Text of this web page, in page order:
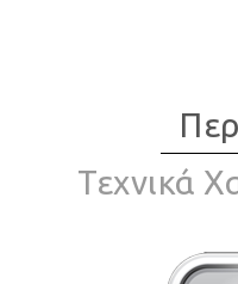
Τεχνικά